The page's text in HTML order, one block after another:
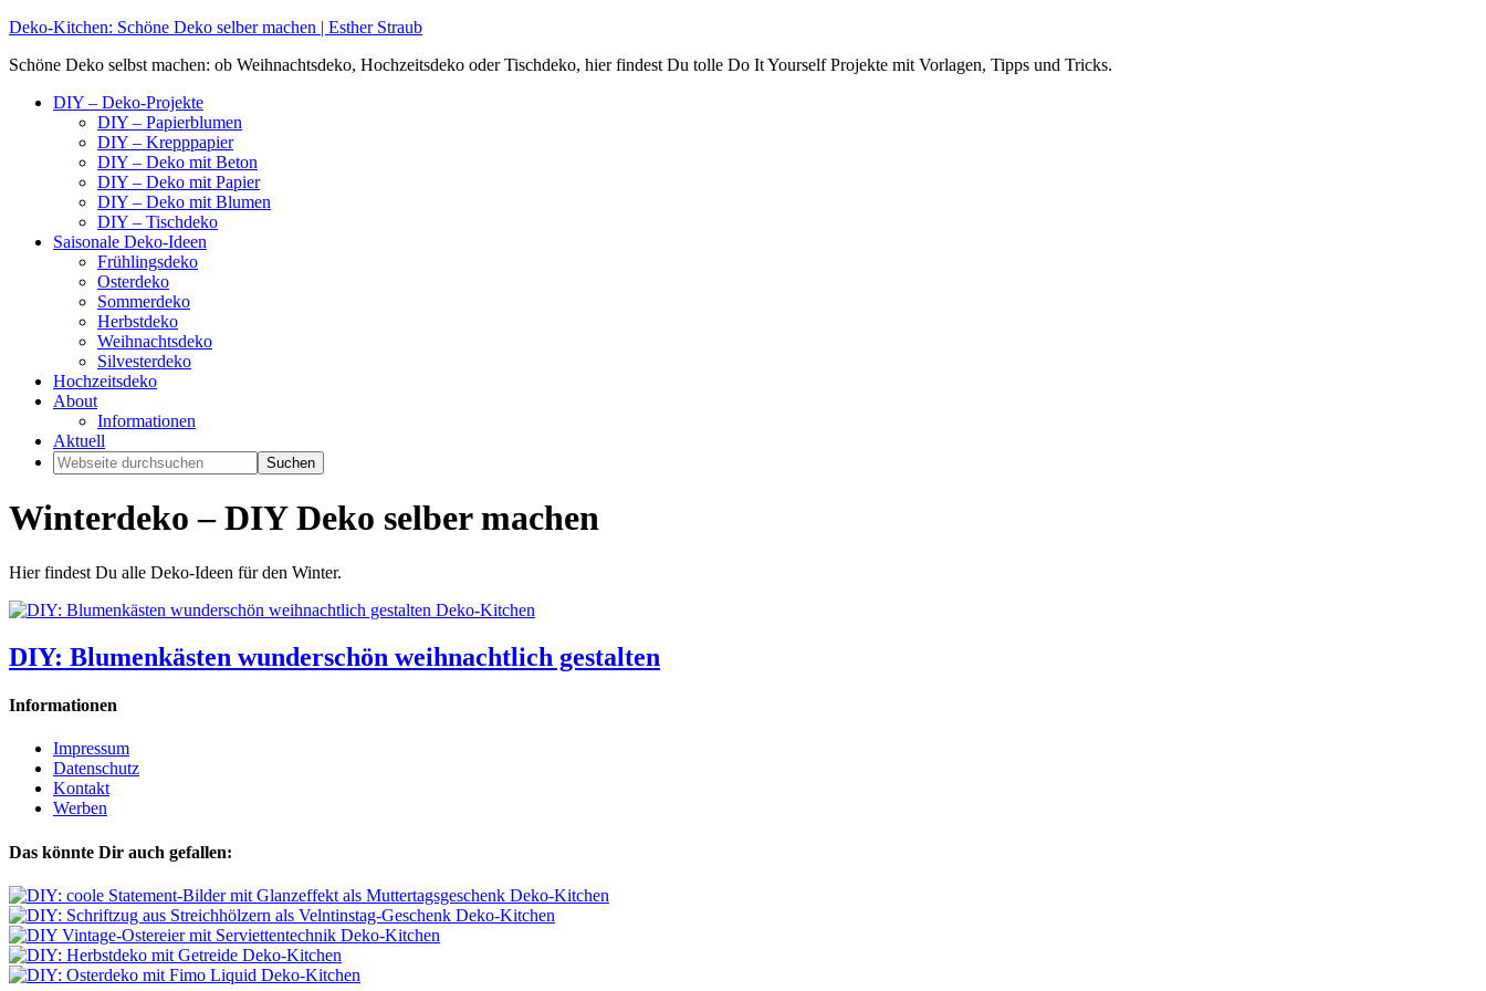
Deko-Kitchen: Schöne Deko selber machen | Esther Straub
Schöne Deko selbst machen: ob Weihnachtsdeko, Hochzeitsdeko oder Tischdeko, hier findest Du tolle Do It Yourself Projekte mit Vorlagen, Tipps und Tricks.
DIY – Deko-Projekte
DIY – Papierblumen
DIY – Krepppapier
DIY – Deko mit Beton
DIY – Deko mit Papier
DIY – Deko mit Blumen
DIY – Tischdeko
Saisonale Deko-Ideen
Frühlingsdeko
Osterdeko
Sommerdeko
Herbstdeko
Weihnachtsdeko
Silvesterdeko
Hochzeitsdeko
About
Informationen
Aktuell
Winterdeko – DIY Deko selber machen
Hier findest Du alle Deko-Ideen für den Winter.
DIY: Blumenkästen wunderschön weihnachtlich gestalten
Informationen
Impressum
Datenschutz
Kontakt
Werben
Das könnte Dir auch gefallen: